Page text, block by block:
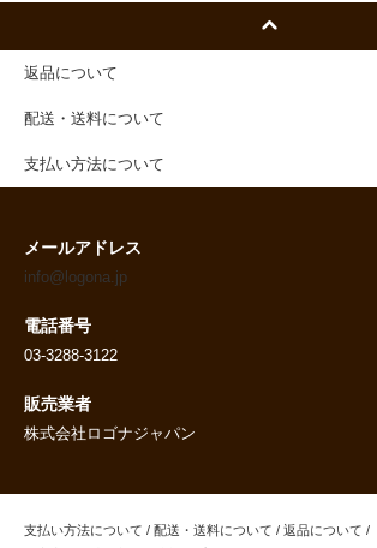
返品について
配送・送料について
支払い方法について
メールアドレス
info@logona.jp
電話番号
03-3288-3122
販売業者
株式会社ロゴナジャパン
支払い方法について / 配送・送料について / 返品について /